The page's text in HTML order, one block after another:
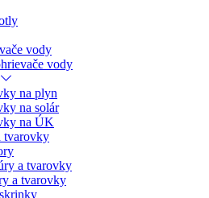
vody
vody
na plyn
na solár
na ÚK
tvarovky
a tvarovky
a tvarovky